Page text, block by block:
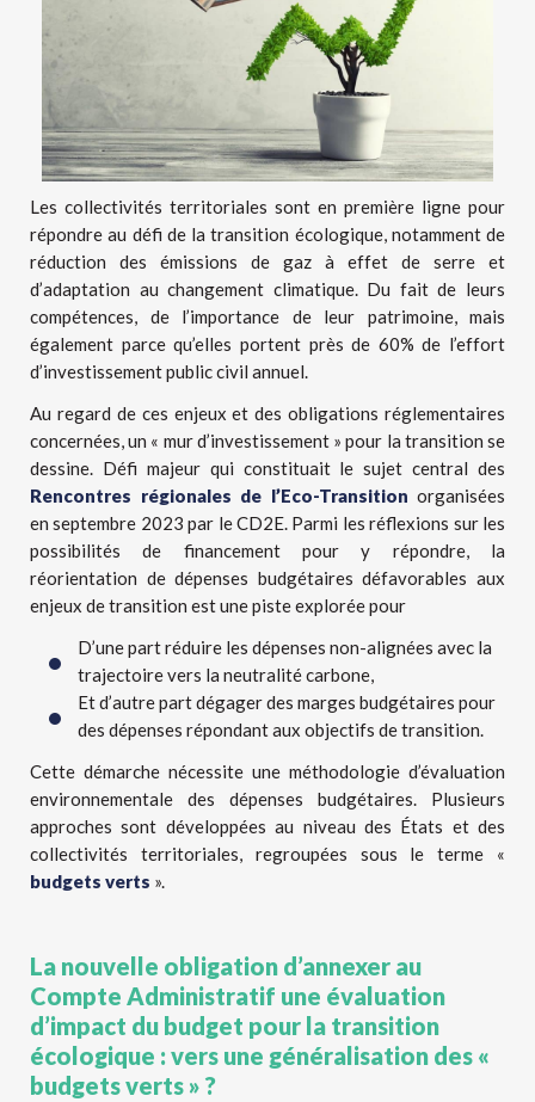
Les collectivités territoriales sont en première ligne pour
répondre au défi de la transition écologique, notamment de
réduction des émissions de gaz à effet de serre et
d’adaptation au changement climatique. Du fait de leurs
compétences, de l’importance de leur patrimoine, mais
également parce qu’elles portent près de 60% de l’effort
d’investissement public civil annuel.
Au regard de ces enjeux et des obligations réglementaires
concernées, un « mur d’investissement » pour la transition se
dessine. Défi majeur qui constituait le sujet central des
Rencontres régionales de l’Eco-Transition organisées
en septembre 2023 par le CD2E. Parmi les réflexions sur les
possibilités de financement pour y répondre, la
réorientation de dépenses budgétaires défavorables aux
enjeux de transition est une piste explorée pour
D’une part réduire les dépenses non-alignées avec la
trajectoire vers la neutralité carbone,
Et d’autre part dégager des marges budgétaires pour
des dépenses répondant aux objectifs de transition.
Cette démarche nécessite une méthodologie d’évaluation
environnementale des dépenses budgétaires. Plusieurs
approches sont développées au niveau des États et des
collectivités territoriales, regroupées sous le terme «
budgets verts ».
La nouvelle obligation d’annexer au
Compte Administratif une évaluation
d’impact du budget pour la transition
écologique : vers une généralisation des «
budgets verts » ?